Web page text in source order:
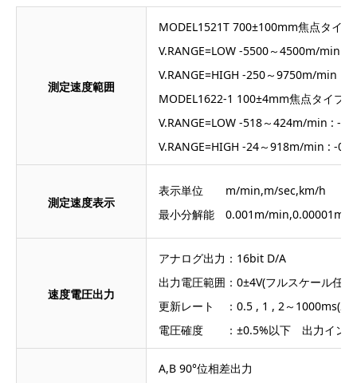
測定速度範囲
MODEL1521T 700±100mm焦点タイプ
V.RANGE=LOW -5500～4500m/min :
V.RANGE=HIGH -250～9750m/min :
MODEL1622-1 100±4mm焦点タイプ
V.RANGE=LOW -518～424m/min : -9
V.RANGE=HIGH -24～918m/min : -
測定速度表示
表示単位 m/min,m/sec,km/h
最小分解能 0.001m/min,0.00001m/
速度電圧出力
アナログ出力：16bit D/A
出力電圧範囲：0±4V(フルスケール任
更新レート ：0.5 , 1 , 2～
電圧確度 ：±0.5%以下 出力インピ
A,B 90°位相差出力